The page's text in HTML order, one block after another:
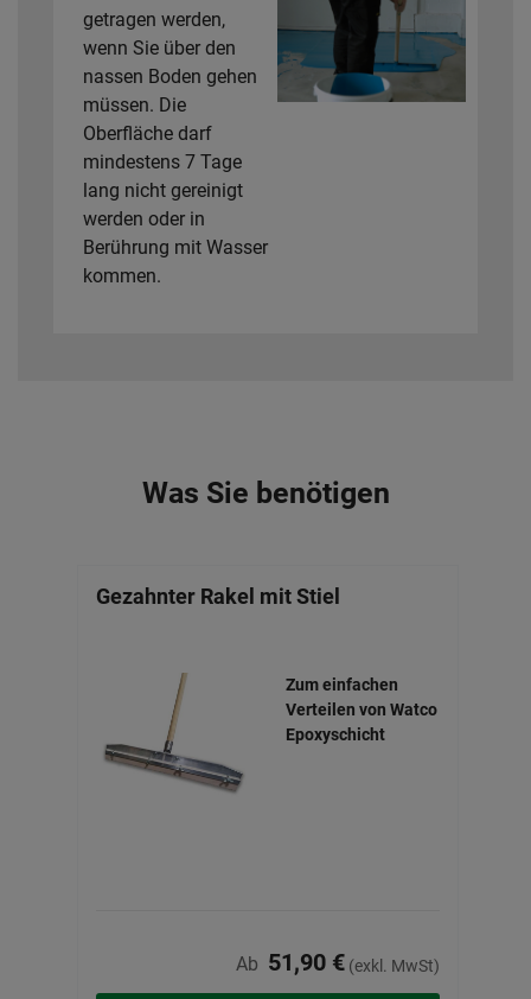
getragen werden,
wenn Sie über den
nassen Boden gehen
müssen. Die
Oberfläche darf
mindestens 7 Tage
lang nicht gereinigt
werden oder in
Berührung mit Wasser
kommen.
Was Sie benötigen
Gezahnter Rakel mit Stiel
Zum einfachen
Verteilen von Watco
Epoxyschicht
Ab 51,90 € (exkl. MwSt)